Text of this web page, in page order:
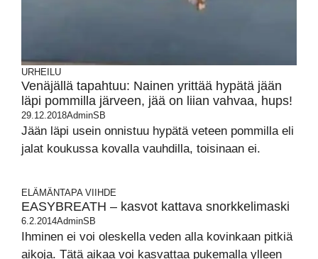
URHEILU
Venäjällä tapahtuu: Nainen yrittää hypätä jään
läpi pommilla järveen, jää on liian vahvaa, hups!
29.12.2018AdminSB
Jään läpi usein onnistuu hypätä veteen pommilla eli
jalat koukussa kovalla vauhdilla, toisinaan ei.
ELÄMÄNTAPA VIIHDE
EASYBREATH – kasvot kattava snorkkelimaski
6.2.2014AdminSB
Ihminen ei voi oleskella veden alla kovinkaan pitkiä
aikoja. Tätä aikaa voi kasvattaa pukemalla ylleen